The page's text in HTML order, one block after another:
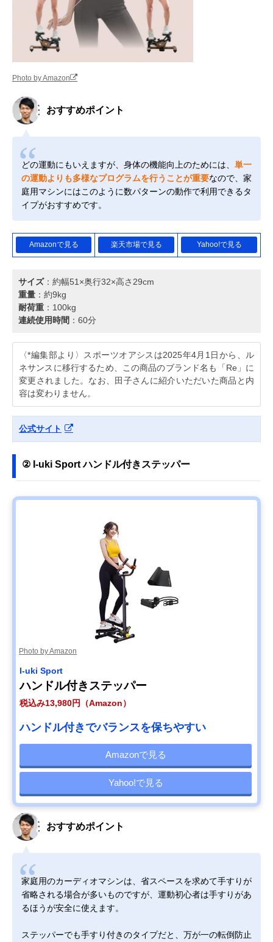
Photo by Amazon
おすすめポイント
どの運動にもいえますが、身体の機能向上のためには、 単一
の運動よりも多様なプログラムを行うことが重要なので、家
庭用マシンにはこのように数パターンの動作で利用できるタ
イプがおすすめです。
Amazonで見る 楽天市場で見る Yahoo!で見る
サイズ：約幅51×奥行32×高さ29cm
重量 ：約9kg
耐荷重 ：100kg
連続使用時間 ：60分
〈*編集部より〉スポーツオアシスは2025年4月1日から、ル
ネサンスに移行するため、この商品のブランド名も「Re」に
変更されました。なお、田子さんに紹介いただいた商品と内
容は変わりません。
公式サイト
② I-uki Sport ハンドル付きステッパー
Photo by Amazon
I-uki Sport
ハンドル付きステッパー
税込み13,980円（Amazon）
ハンドル付きでバランスを保ちやすい
Amazonで見る
Yahoo!で見る
おすすめポイント
家庭用のカーディオマシンは、省スペースを求めて手すりが
省略される場合が多いものですが、運動初心者は手すりがあ
るほうが安全に使えます。
ステッパーでも手すり付きのタイプだと、万が一の転倒防止